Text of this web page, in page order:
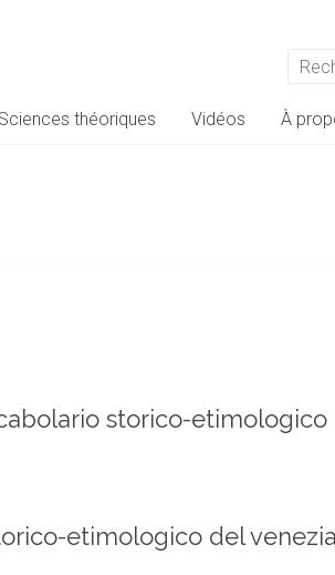
Sciences théoriques Vidéos À
storico-etimologico
etimologico del